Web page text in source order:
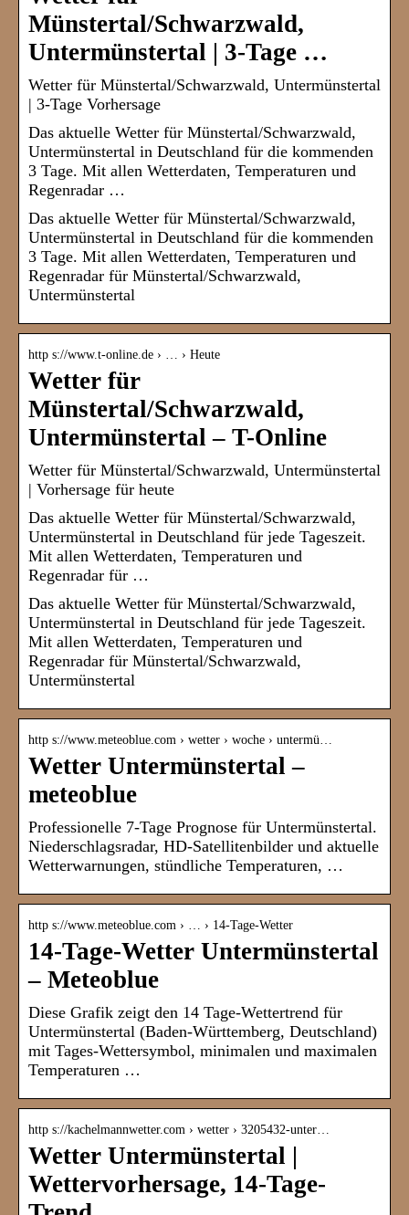
Münstertal/Schwarzwald,
Untermünstertal | 3-Tage …
Wetter für Münstertal/Schwarzwald, Untermünstertal
| 3-Tage Vorhersage
Das aktuelle Wetter für Münstertal/Schwarzwald,
Untermünstertal in Deutschland für die kommenden
3 Tage. Mit allen Wetterdaten, Temperaturen und
Regenradar …
Das aktuelle Wetter für Münstertal/Schwarzwald,
Untermünstertal in Deutschland für die kommenden
3 Tage. Mit allen Wetterdaten, Temperaturen und
Regenradar für Münstertal/Schwarzwald,
Untermünstertal
http s://www.t-online.de › … › Heute
Wetter für
Münstertal/Schwarzwald,
Untermünstertal – T-Online
Wetter für Münstertal/Schwarzwald, Untermünstertal
| Vorhersage für heute
Das aktuelle Wetter für Münstertal/Schwarzwald,
Untermünstertal in Deutschland für jede Tageszeit.
Mit allen Wetterdaten, Temperaturen und
Regenradar für …
Das aktuelle Wetter für Münstertal/Schwarzwald,
Untermünstertal in Deutschland für jede Tageszeit.
Mit allen Wetterdaten, Temperaturen und
Regenradar für Münstertal/Schwarzwald,
Untermünstertal
http s://www.meteoblue.com › wetter › woche › untermü…
Wetter Untermünstertal –
meteoblue
Professionelle 7-Tage Prognose für Untermünstertal.
Niederschlagsradar, HD-Satellitenbilder und aktuelle
Wetterwarnungen, stündliche Temperaturen, …
http s://www.meteoblue.com › … › 14-Tage-Wetter
14-Tage-Wetter Untermünstertal
– Meteoblue
Diese Grafik zeigt den 14 Tage-Wettertrend für
Untermünstertal (Baden-Württemberg, Deutschland)
mit Tages-Wettersymbol, minimalen und maximalen
Temperaturen …
http s://kachelmannwetter.com › wetter › 3205432-unter…
Wetter Untermünstertal |
Wettervorhersage, 14-Tage-